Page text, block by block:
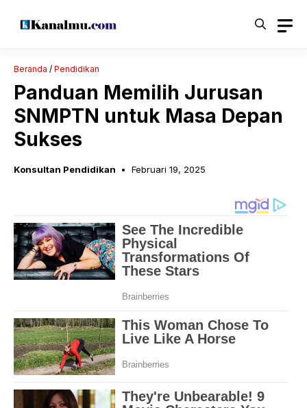
Beranda / Pendidikan
Panduan Memilih Jurusan
SNMPTN untuk Masa Depan
Sukses
Konsultan Pendidikan Februari 19, 2025